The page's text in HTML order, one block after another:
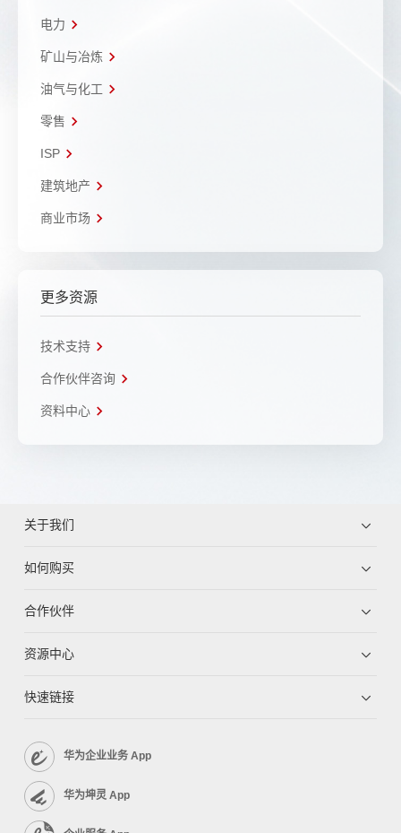
电力
矿山与冶炼
油气与化工
零售
ISP
建筑地产
商业市场
更多资源
技术支持
合作伙伴咨询
资料中心
关于我们
如何购买
合作伙伴
资源中心
快速链接
华为企业业务 App
华为坤灵 App